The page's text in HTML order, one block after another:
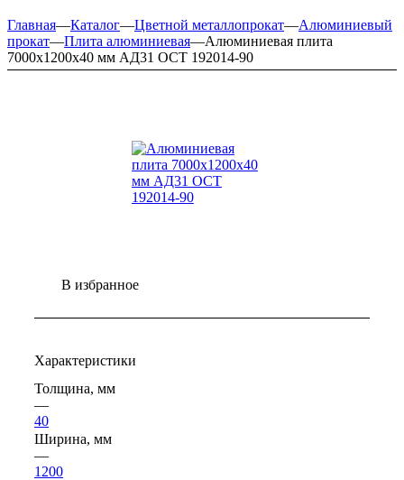
Главная—Каталог—Цветной металлопрокат—Алюминиевый
прокат—Плита алюминиевая—Алюминиевая плита
7000х1200х40 мм АД31 ОСТ 192014-90
В избранное
Характеристики
Толщина, мм
—
40
Ширина, мм
—
1200